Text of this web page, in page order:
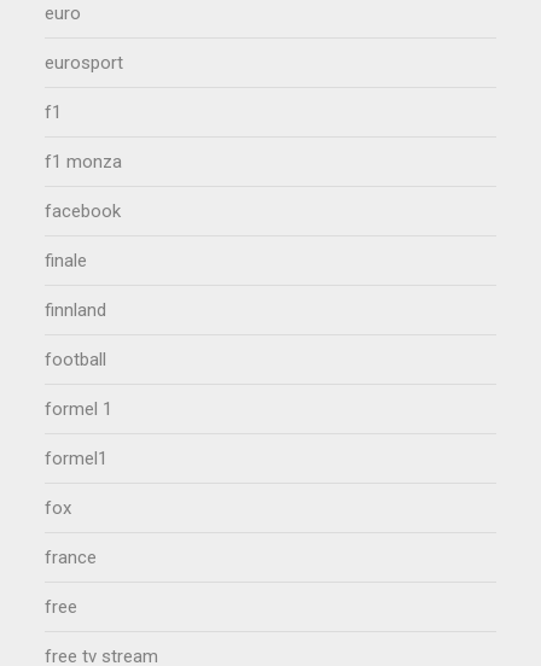
euro
eurosport
f1
f1 monza
facebook
finale
finnland
football
formel 1
formel1
fox
france
free
free tv stream